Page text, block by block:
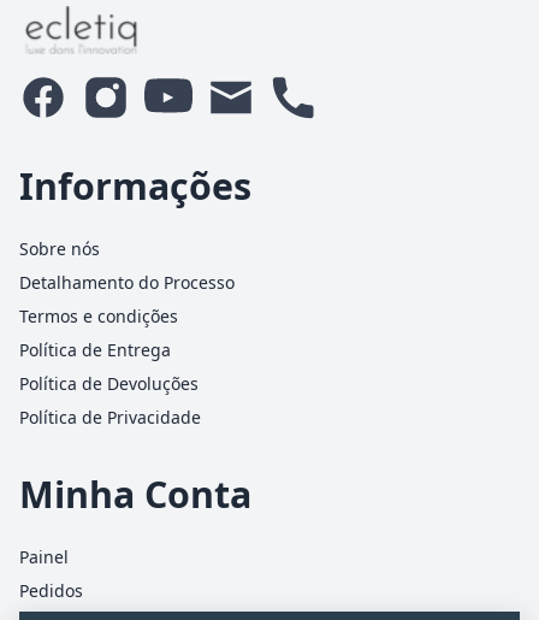
Informações
Sobre nós
Detalhamento do Processo
Termos e condições
Política de Entrega
Política de Devoluções
Política de Privacidade
Minha Conta
Painel
Pedidos